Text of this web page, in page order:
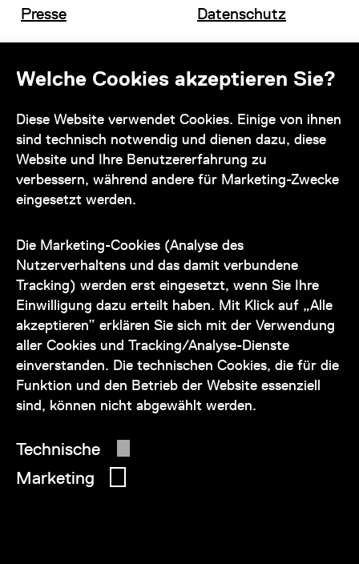
Welche Cookies akzeptieren Sie?
Diese Website verwendet Cookies. Einige von ihnen
sind technisch notwendig und dienen dazu, diese
Website und Ihre Benutzererfahrung zu
verbessern, während andere für Marketing-Zwecke
eingesetzt werden.
Die Marketing-Cookies (Analyse des
Nutzerverhaltens und das damit verbundene
Tracking) werden erst eingesetzt, wenn Sie Ihre
Einwilligung dazu erteilt haben. Mit Klick auf „Alle
akzeptieren” erklären Sie sich mit der Verwendung
aller Cookies und Tracking/Analyse-Dienste
einverstanden. Die technischen Cookies, die für die
Funktion und den Betrieb der Website essenziell
sind, können nicht abgewählt werden.
Technische
Marketing
Presse
Datenschutz
Kontakt
auch telefonisch zur Verfügung:
+43 1 505 87 47 85173
service@wienmuseum.at